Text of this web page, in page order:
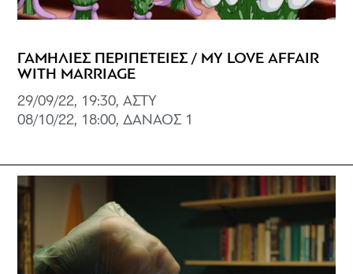
ΓΑΜΗΛΙΕΣ ΠΕΡΙΠΕΤΕΙΕΣ / MY LOVE AFFAIR
WITH MARRIAGE
29/09/22, 19:30, ΑΣΤΥ
08/10/22, 18:00, ΔΑΝΑΟΣ 1